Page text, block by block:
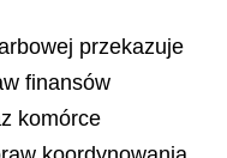
przekazuje
finansów
komórce